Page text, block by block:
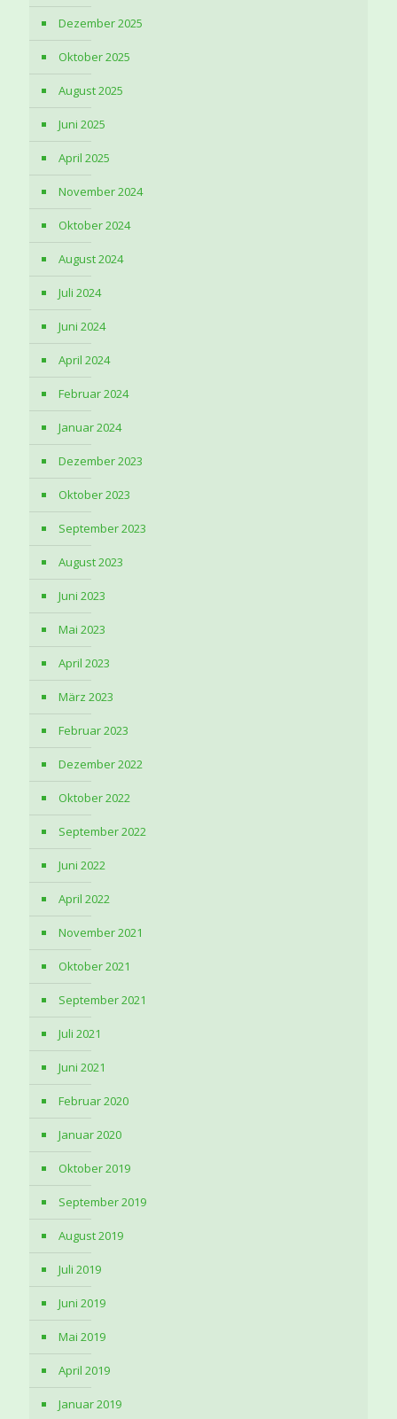
Dezember 2025
Oktober 2025
August 2025
Juni 2025
April 2025
November 2024
Oktober 2024
August 2024
Juli 2024
Juni 2024
April 2024
Februar 2024
Januar 2024
Dezember 2023
Oktober 2023
September 2023
August 2023
Juni 2023
Mai 2023
April 2023
März 2023
Februar 2023
Dezember 2022
Oktober 2022
September 2022
Juni 2022
April 2022
November 2021
Oktober 2021
September 2021
Juli 2021
Juni 2021
Februar 2020
Januar 2020
Oktober 2019
September 2019
August 2019
Juli 2019
Juni 2019
Mai 2019
April 2019
Januar 2019